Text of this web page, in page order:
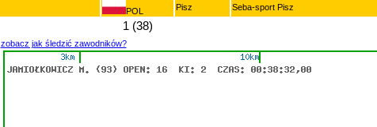
POL Pisz Seba-sport Pisz
1 (38)
zobacz jak śledzić zawodników?